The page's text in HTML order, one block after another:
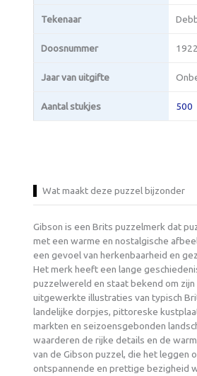
Tekenaar
Doosnummer
Jaar van uitgifte
Aantal stukjes 500
Wat maakt deze puzzel bijzonder
Gibson is een Brits puzzelmerk dat
met een warme en nostalgische
een gevoel van herkenbaarheid en
Het merk heeft een lange
puzzelwereld en staat bekend om
uitgewerkte illustraties van typisch
landelijke dorpjes, pittoreske
markten en seizoensgebonden
waarderen de rijke details en de
van de Gibson puzzel, die het leggen
ontspannende en prettige bezigheid